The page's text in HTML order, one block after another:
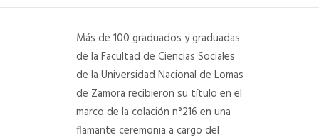
RADIO CONURBANAMás de 100 graduados y graduadas
de la Facultad de Ciencias Sociales
de la Universidad Nacional de Lomas
de Zamora recibieron su título en el
marco de la colación n°216 en una
flamante ceremonia a cargo del